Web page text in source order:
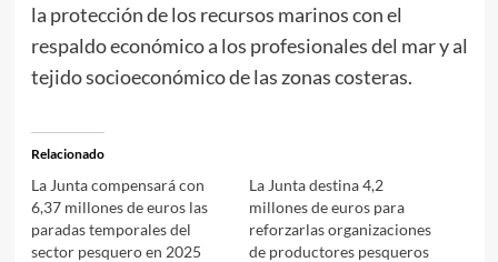
la protección de los recursos marinos con el
respaldo económico a los profesionales del mar y al
tejido socioeconómico de las zonas costeras.
Relacionado
La Junta compensará con
6,37 millones de euros las
paradas temporales del
sector pesquero en 2025
La Junta destina 4,2
millones de euros para
reforzarlas organizaciones
de productores pesqueros